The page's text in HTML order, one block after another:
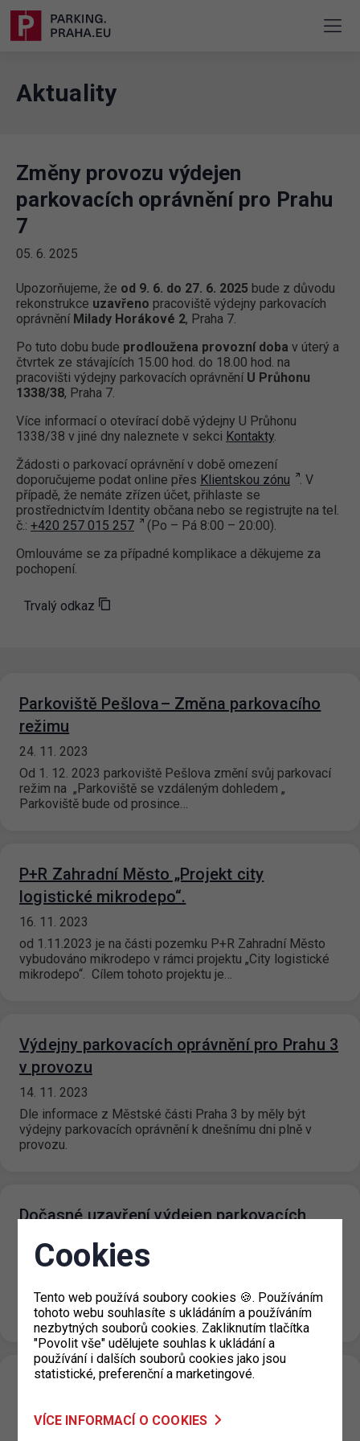
Aktuality
Změny provozu výdejen
parkovacích oprávnění pro Prahu
7
05. 6. 2025
Upozorňujeme, že od 9. 6. do 27. 6. 2025 bude z důvodu
rekonstrukce uzavřeno pracoviště výdejny parkovacích
oprávnění Milady Horákové 2, Praha 7.
Po tuto dobu bude prodloužena provozní doba v úterý a
čtvrtek ze stávajících 15.00 hod. do 18.00 hod. na
pracovišti výdejny parkovacích oprávnění U Průhonu
1338/38, Praha 7.
Více informací o otevírací době výdejny U Průhonu
1338/38 v jiné dny naleznete v sekci Kontakty.
Žádosti o parkovací oprávnění v době omezení
doporučujeme podat online přes Klientskou zónu
. V
případě, že nemáte zřízen účet, přihlaste se
prostřednictvím Identity občana nebo se registrujte na tel.
č.: +420 257 015 257
(Po – Pá 8:00 – 20:00).
Omlouváme se za případné komplikace a děkujeme za
pochopení.
Trvalý odkaz
Parkoviště Pešlova– Změna parkovacího
režimu
24. 11. 2023
Od 1. 12. 2023 parkoviště Pešlova změní svůj parkovací
režim na „Parkoviště se vzdáleným dohledem „
Parkoviště bude od prosince…
P+R Zahradní Město „Projekt city
logistické mikrodepo“.
16. 11. 2023
od 1.11.2023 je na části pozemku P+R Zahradní Město
vybudováno mikrodepo v rámci projektu „City logistické
mikrodepo“. Cílem tohoto projektu je…
Výdejny parkovacích oprávnění pro Prahu 3
v provozu
14. 11. 2023
Dle informace z Městské části Praha 3 by měly být
výdejny parkovacích oprávnění k dnešnímu dni plně v
provozu.
Dočasné uzavření výdejen parkovacích
oprávnění pro Prahu 3
13. 11. 2023
všechny výdejny parkovacích oprávnění pro Prahu 3.
Žádosti o parkovací oprávnění doporučujeme…
Parkování v ZPS v den státního svátku 17.
11. 2023
Cookies
Tento web používá soubory cookies 🍪. Používáním
tohoto webu souhlasíte s ukládáním a používáním
nezbytných souborů cookies. Zakliknutím tlačítka
"Povolit vše" udělujete souhlas k ukládání a
používání i dalších souborů cookies jako jsou
statistické, preferenční a marketingové.
VÍCE INFORMACÍ O COOKIES